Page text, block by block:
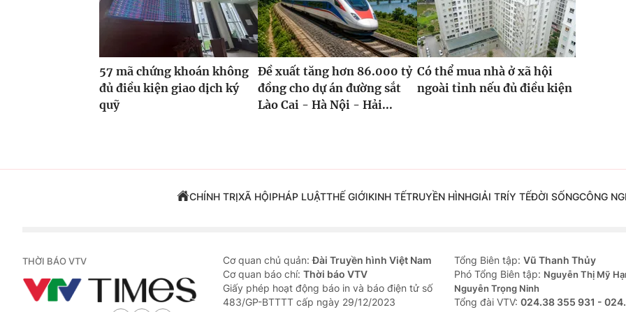
57 mã chứng khoán không
đủ điều kiện giao dịch ký
quỹ
Đề xuất tăng hơn 86.000 tỷ
đồng cho dự án đường sắt
Lào Cai - Hà Nội - Hải...
Có thể mua nhà ở xã hội
ngoài tỉnh nếu đủ điều kiện
CHÍNH TRỊXÃ HỘIPHÁP LUẬTTHẾ GIỚIKINH TẾTRUYỀN HÌNHGIẢI TRÍY TẾĐỜI SỐNGCÔNG
THỜI BÁO VTV Cơ quan chủ quản:Đài Truyền hình Việt Nam
Cơ quan báo chí: Thời báo VTV
Giấy phép hoạt động báo in và báo điện tử số
483/GP-BTTTT cấp ngày 29/12/2023
Tổng Biên tập: Vũ Thanh Thủy
Phó Tổng Biên tập: Nguyễn Thị Mỹ
Nguyễn Trọng Ninh
Tổng đài VTV: 024.38 355 931 -